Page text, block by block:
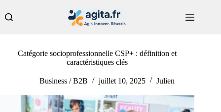
au
contenu
Catégorie socioprofessionnelle CSP+ : définition et
caractéristiques clés
Business / B2B juillet 10, 2025 Julien